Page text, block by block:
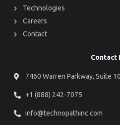
Technologies
Careers
Contact
Contact
7460 Warren Parkway, Suite
+1 (888) 242-7075
info@technopathinc.com